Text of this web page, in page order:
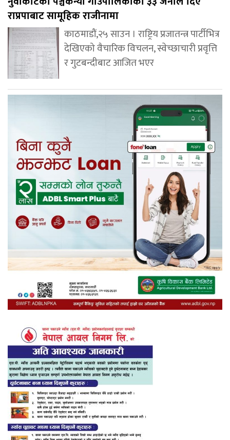
राप्रपाबाट सामूहिक राजीनामा
काठमाडौं,२५ साउन । राष्ट्रिय प्रजातन्त्र पार्टीभित्र
देखिएको वैचारिक विचलन, स्वेच्छाचारी प्रवृत्ति
र गुटबन्दीबाट आजित भएर